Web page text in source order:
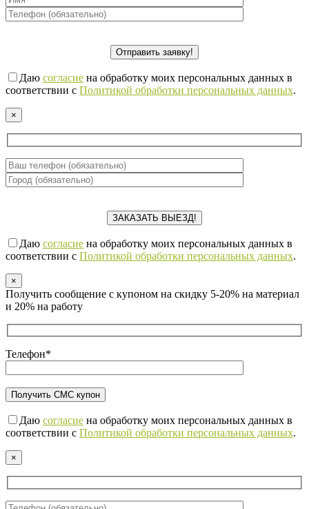
Даю согласие на обработку моих персональных данных в
соответствии с Политикой обработки персональных данных.
×
Даю согласие на обработку моих персональных данных в
соответствии с Политикой обработки персональных данных.
×
Получить сообщение с купоном на скидку 5-20% на материал
и 20% на работу
Телефон*
Даю согласие на обработку моих персональных данных в
соответствии с Политикой обработки персональных данных.
×